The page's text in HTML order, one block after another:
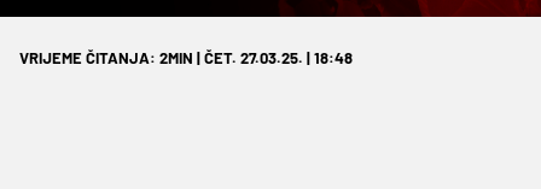
VRIJEME ČITANJA: 2MIN | ČET. 27.03.25. | 18:48